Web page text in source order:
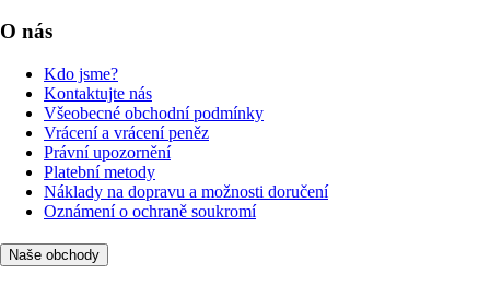
O nás
Kdo jsme?
Kontaktujte nás
Všeobecné obchodní podmínky
Vrácení a vrácení peněz
Právní upozornění
Platební metody
Náklady na dopravu a možnosti doručení
Oznámení o ochraně soukromí
Naše obchody